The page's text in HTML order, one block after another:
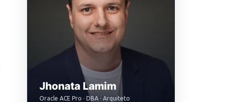
Jhonata Lamim
Oracle ACE Pro · DBA · Arquiteto